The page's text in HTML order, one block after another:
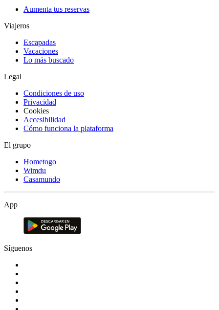
Aumenta tus reservas
Viajeros
Escapadas
Vacaciones
Lo más buscado
Legal
Condiciones de uso
Privacidad
Cookies
Accesibilidad
Cómo funciona la plataforma
El grupo
Hometogo
Wimdu
Casamundo
App
Síguenos